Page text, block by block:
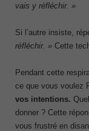
vais y réfléchir. »
Si l’autre insiste,
réfléchir. » Cette
Pendant cette
ce que vous voulez
vos intentions.
donner ? Cette
vous frustré en